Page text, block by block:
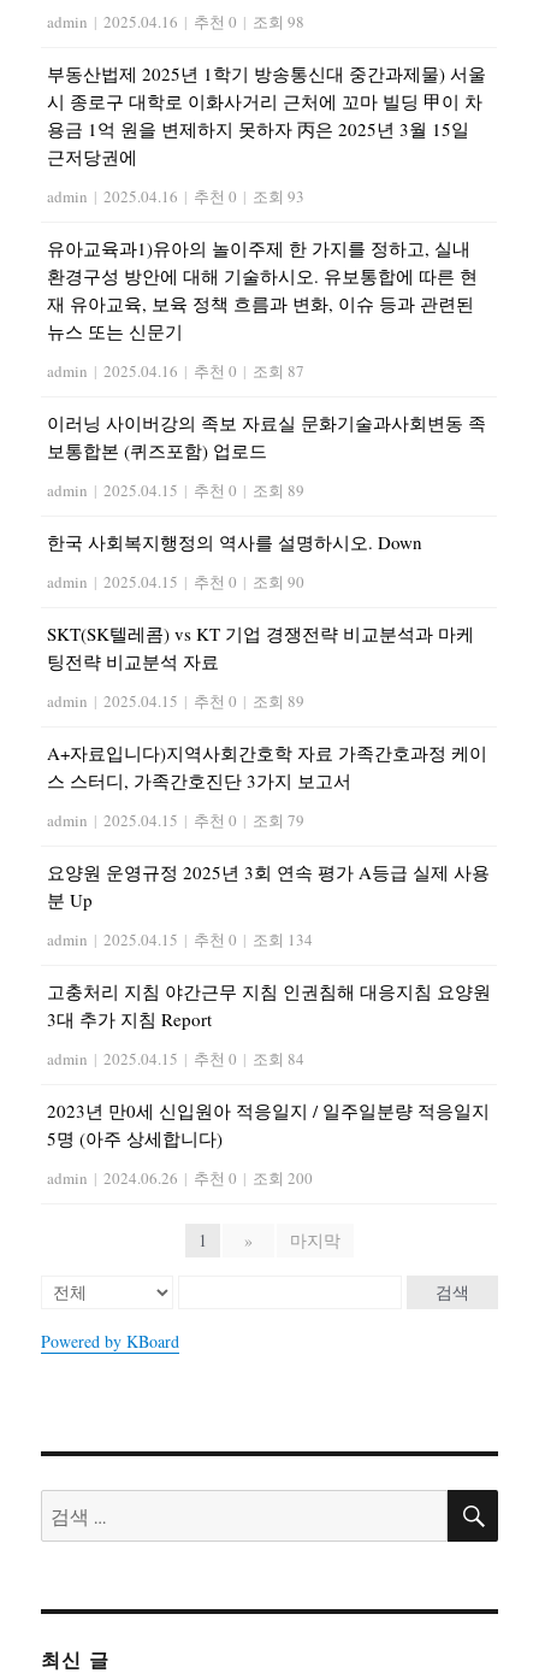
admin | 2025.04.16 | 추천 0 | 조회 98
부동산법제 2025년 1학기 방송통신대 중간과제물) 서울
시 종로구 대학로 이화사거리 근처에 꼬마 빌딩 甲이 차
용금 1억 원을 변제하지 못하자 丙은 2025년 3월 15일
근저당권에
admin | 2025.04.16 | 추천 0 | 조회 93
유아교육과1)유아의 놀이주제 한 가지를 정하고, 실내
환경구성 방안에 대해 기술하시오. 유보통합에 따른 현
재 유아교육, 보육 정책 흐름과 변화, 이슈 등과 관련된
뉴스 또는 신문기
admin | 2025.04.16 | 추천 0 | 조회 87
이러닝 사이버강의 족보 자료실 문화기술과사회변동 족
보통합본 (퀴즈포함) 업로드
admin | 2025.04.15 | 추천 0 | 조회 89
한국 사회복지행정의 역사를 설명하시오. Down
admin | 2025.04.15 | 추천 0 | 조회 90
SKT(SK텔레콤) vs KT 기업 경쟁전략 비교분석과 마케
팅전략 비교분석 자료
admin | 2025.04.15 | 추천 0 | 조회 89
A+자료입니다)지역사회간호학 자료 가족간호과정 케이
스 스터디, 가족간호진단 3가지 보고서
admin | 2025.04.15 | 추천 0 | 조회 79
요양원 운영규정 2025년 3회 연속 평가 A등급 실제 사용
분 Up
admin | 2025.04.15 | 추천 0 | 조회 134
고충처리 지침 야간근무 지침 인권침해 대응지침 요양원
3대 추가 지침 Report
admin | 2025.04.15 | 추천 0 | 조회 84
2023년 만0세 신입원아 적응일지 / 일주일분량 적응일지
5명 (아주 상세합니다)
admin | 2024.06.26 | 추천 0 | 조회 200
1 » 마지막
검색
Powered by KBoard
검
색:
검
최신 글